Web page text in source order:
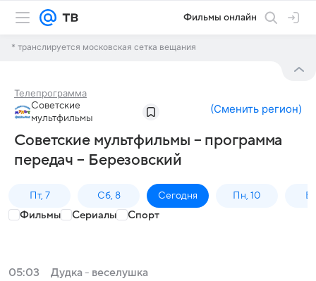
Фильмы онлайн
* транслируется московская сетка вещания
Телепрограмма
Советские
мультфильмы
(Сменить регион)
Советские мультфильмы – программа
передач – Березовский
Пт, 7 Сб, 8 Сегодня Пн, 10
Фильмы Сериалы Спорт
05:03
Дудка - веселушка